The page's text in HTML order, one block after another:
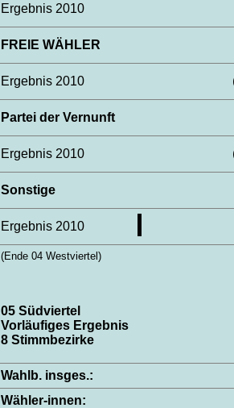
Ergebnis 2010
FREIE WÄHLER
Ergebnis 2010
Partei der Vernunft
Ergebnis 2010
Sonstige
Ergebnis 2010
(Ende 04 Westviertel)
05 Südviertel
Vorläufiges Ergebnis
8 Stimmbezirke
Wahlb. insges.:
Wähler-innen: